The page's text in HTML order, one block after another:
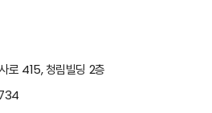
로 415, 청림빌딩 2층